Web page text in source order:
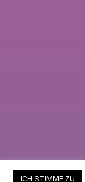
ICH STIMME ZU